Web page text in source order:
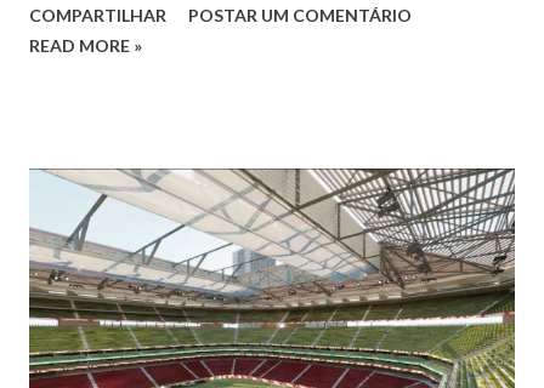
Vamos às informações de seu site : Bailarina e professora
Esteve na Índia aprofundando seus estudos neste estilo
além de partir para pesquisa e vivência das danças
folclóricas do Rajastão (Kalbelia, Banjara, Ghoomar, Chair).
Bailarina profissional e professora de dança. Dedica-se há
15 anos ao estudo e pesquisa de danças étnicas, em especial
às danças ciganas, árabes e indianas. Iniciou seus estudos de
COMPARTILHAR
POSTAR UM COMENTÁRIO
READ MORE »